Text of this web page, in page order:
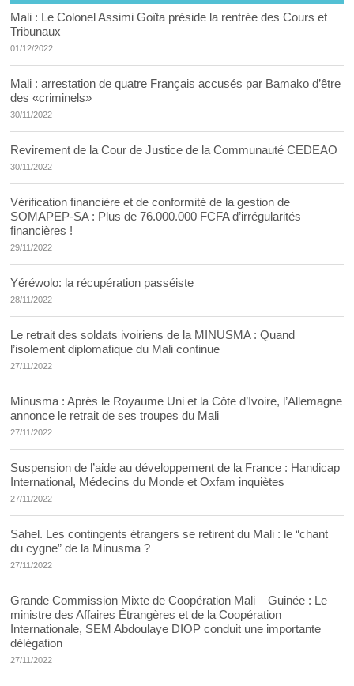
Mali : Le Colonel Assimi Goïta préside la rentrée des Cours et
Tribunaux
01/12/2022
Mali : arrestation de quatre Français accusés par Bamako d’être
des «criminels»
30/11/2022
Revirement de la Cour de Justice de la Communauté CEDEAO
30/11/2022
Vérification financière et de conformité de la gestion de
SOMAPEP-SA : Plus de 76.000.000 FCFA d’irrégularités
financières !
29/11/2022
Yéréwolo: la récupération passéiste
28/11/2022
Le retrait des soldats ivoiriens de la MINUSMA : Quand
l’isolement diplomatique du Mali continue
27/11/2022
Minusma : Après le Royaume Uni et la Côte d’Ivoire, l’Allemagne
annonce le retrait de ses troupes du Mali
27/11/2022
Suspension de l’aide au développement de la France : Handicap
International, Médecins du Monde et Oxfam inquiètes
27/11/2022
Sahel. Les contingents étrangers se retirent du Mali : le “chant
du cygne” de la Minusma ?
27/11/2022
Grande Commission Mixte de Coopération Mali – Guinée : Le
ministre des Affaires Étrangères et de la Coopération
Internationale, SEM Abdoulaye DIOP conduit une importante
délégation
27/11/2022